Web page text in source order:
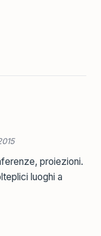
proiezioni.
luoghi a